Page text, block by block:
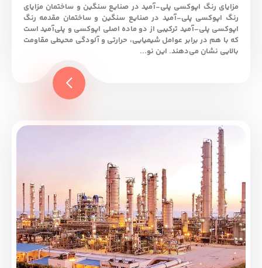
مزایای رنگ اپوکسی پلی‑آمید در صنایع سنگین و ساختمان مزایای
رنگ اپوکسی پلی‑آمید در صنایع سنگین و ساختمان مقدمه رنگ
اپوکسی پلی‑آمید ترکیبی از دو ماده اصلی اپوکسی و پلی‌آمید است
که با هم در برابر عوامل شیمیایی، حرارتی و آلودگی محیطی مقاومت
بالایی نشان می‌دهند. این نو...